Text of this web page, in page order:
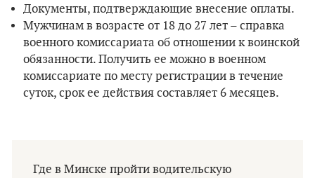
Документы, подтверждающие внесение оплаты.
Мужчинам в возрасте от 18 до 27 лет – справка
военного комиссариата об отношении к воинской
обязанности. Получить ее можно в военном
комиссариате по месту регистрации в течение
суток, срок ее действия составляет 6 месяцев.
Где в Минске пройти водительскую